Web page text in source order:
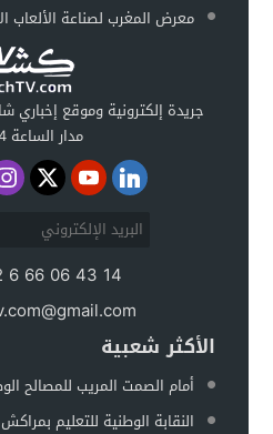
معرض المغرب لصناعة الألعاب
جريدة إلكترونية وموقع
مدار الساعة 24/24
6 66 06 43 14
الأكثر شعبية
أمام الصمت المريب للمصالح
النقابة الوطنية للتعليم